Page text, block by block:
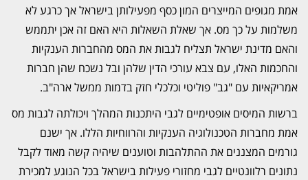
אמת מגופים המייצרים המון כסף מפעילותן בישראל אך כרגע לא
משלמות על כך מס. אך שאלת השאלות היא האם זה אכן יתממש
והאם מדינת ישראל תצליח לגבות את המס מהחברות הענקיות
והחכמות האלו, עם צבא עורכי הדין שלהן ובל נשכח שהן חברות
אמריקאיות עם "גב" פוליטי וכלכלי חזק בדמות ממשל ארה"ב.
ברשות המיסים אופטימיים לגבי היתכנות המהלך ויכולתה לגבות מס
אמת מחברות הטכנולוגיה הענקיות והרווחיות הללו. אך ישנם
גורמים המצננים את ההתלהבות וטוענים שיהיה קשה מאוד לקבל
נתונים רלוונטיים לגבי מחזורי פעילות בישראל בכל הנוגע למכירת